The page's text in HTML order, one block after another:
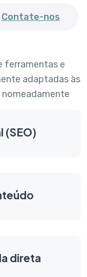
Contate-nos
ferramentas e
adaptadas às
(SEO)
direta